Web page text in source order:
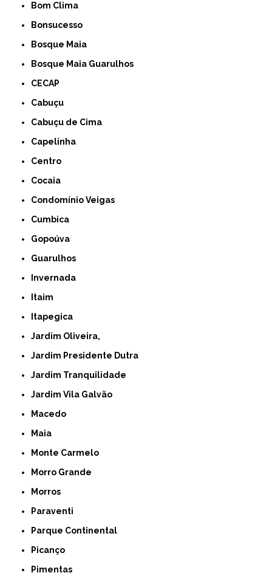
Bom Clima
Bonsucesso
Bosque Maia
Bosque Maia Guarulhos
CECAP
Cabuçu
Cabuçu de Cima
Capelinha
Centro
Cocaia
Condomínio Veigas
Cumbica
Gopoúva
Guarulhos
Invernada
Itaim
Itapegica
Jardim Oliveira,
Jardim Presidente Dutra
Jardim Tranquilidade
Jardim Vila Galvão
Macedo
Maia
Monte Carmelo
Morro Grande
Morros
Paraventi
Parque Continental
Picanço
Pimentas